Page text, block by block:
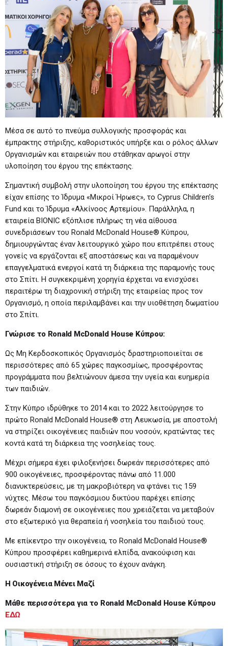
Μέσα σε αυτό το πνεύμα συλλογικής προσφοράς και
έμπρακτης στήριξης, καθοριστικός υπήρξε και ο ρόλος άλλων
Οργανισμών και εταιρειών που στάθηκαν αρωγοί στην
υλοποίηση του έργου της επέκτασης.
Σημαντική συμβολή στην υλοποίηση του έργου της επέκτασης
είχαν επίσης το Ίδρυμα «Μικροί Ήρωες», το Cyprus Children’s
Fund και το Ίδρυμα «Αλκίνοος Αρτεμίου». Παράλληλα, η
εταιρεία BIONIC εξόπλισε πλήρως τη νέα αίθουσα
συνεδριάσεων του Ronald McDonald House® Κύπρου,
δημιουργώντας έναν λειτουργικό χώρο που επιτρέπει στους
γονείς να εργάζονται εξ αποστάσεως και να παραμένουν
επαγγελματικά ενεργοί κατά τη διάρκεια της παραμονής τους
στο Σπίτι. Η συγκεκριμένη χορηγία έρχεται να ενισχύσει
περαιτέρω τη διαχρονική στήριξη της εταιρείας προς τον
Οργανισμό, η οποία περιλαμβάνει και την υιοθέτηση δωματίου
στο Σπίτι.
Γνώρισε το Ronald McDonald House Κύπρου:
Ως Μη Κερδοσκοπικός Οργανισμός δραστηριοποιείται σε
περισσότερες από 65 χώρες παγκοσμίως, προσφέροντας
προγράμματα που βελτιώνουν άμεσα την υγεία και ευημερία
των παιδιών.
Στην Κύπρο ιδρύθηκε το 2014 και το 2022 λειτούργησε το
πρώτο Ronald McDonald House® στη Λευκωσία, με αποστολή
να στηρίζει οικογένειες παιδιών που νοσούν, κρατώντας τες
κοντά κατά τη διάρκεια της νοσηλείας τους.
Μέχρι σήμερα έχει φιλοξενήσει δωρεάν περισσότερες από
900 οικογένειες, προσφέροντας πάνω από 11.000
διανυκτερεύσεις, με τη μακροβιότερη να φτάνει τις 159
νύχτες. Μέσω του παγκόσμιου δικτύου παρέχει επίσης
δωρεάν διαμονή σε οικογένειες που χρειάζεται να μεταβούν
στο εξωτερικό για θεραπεία ή νοσηλεία του παιδιού τους.
Με επίκεντρο την οικογένεια, το Ronald McDonald House®
Κύπρου προσφέρει καθημερινά ελπίδα, ανακούφιση και
ουσιαστική στήριξη σε όσους το έχουν ανάγκη.
Η Οικογένεια Μένει Μαζί
Μάθε περισσότερα για το Ronald McDonald House Κύπρου
ΕΔΩ